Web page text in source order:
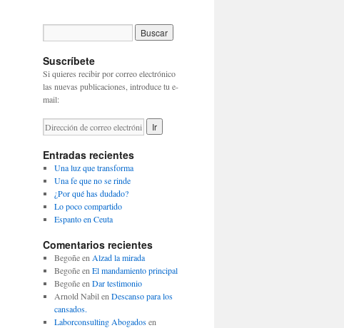
Suscríbete
Si quieres recibir por correo electrónico
las nuevas publicaciones, introduce tu e-
mail:
Entradas recientes
Una luz que transforma
Una fe que no se rinde
¿Por qué has dudado?
Lo poco compartido
Espanto en Ceuta
Comentarios recientes
Begoñeen Alzad la mirada
Begoñeen El mandamiento principal
Begoñeen Dar testimonio
Arnold Nabilen Descanso para los
cansados.
Laborconsulting Abogadosen